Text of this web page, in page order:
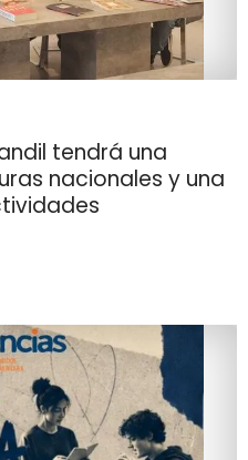
tendrá una
nacionales y una